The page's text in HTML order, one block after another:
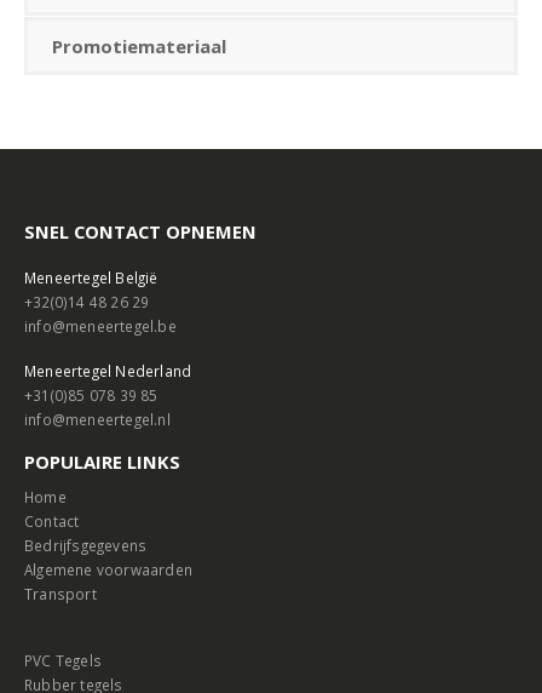
Promotiemateriaal
SNEL CONTACT OPNEMEN
Meneertegel België
+32(0)14 48 26 29
info@meneertegel.be
Meneertegel Nederland
+31(0)85 078 39 85
info@meneertegel.nl
POPULAIRE LINKS
Home
Contact
Bedrijfsgegevens
Algemene voorwaarden
Transport
PVC Tegels
Rubber tegels